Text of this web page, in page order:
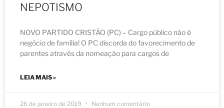
NEPOTISMO
NOVO PARTIDO CRISTÃO (PC) – Cargo público não é
negócio de família! O PC discorda do favorecimento de
parentes através da nomeação para cargos de
LEIA MAIS »
26 de janeiro de 2019 Nenhum comentário